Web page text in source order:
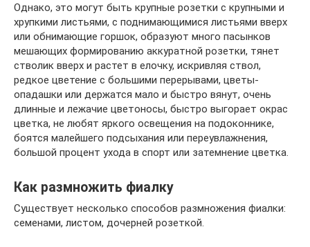
Однако, это могут быть крупные розетки с крупными и
хрупкими листьями, с поднимающимися листьями вверх
или обнимающие горшок, образуют много пасынков
мешающих формированию аккуратной розетки, тянет
стволик вверх и растет в елочку, искривляя ствол,
редкое цветение с большими перерывами, цветы-
опадашки или держатся мало и быстро вянут, очень
длинные и лежачие цветоносы, быстро выгорает окрас
цветка, не любят яркого освещения на подоконнике,
боятся малейшего подсыхания или переувлажнения,
большой процент ухода в спорт или затемнение цветка.
Как размножить фиалку
Существует несколько способов размножения фиалки:
семенами, листом, дочерней розеткой.